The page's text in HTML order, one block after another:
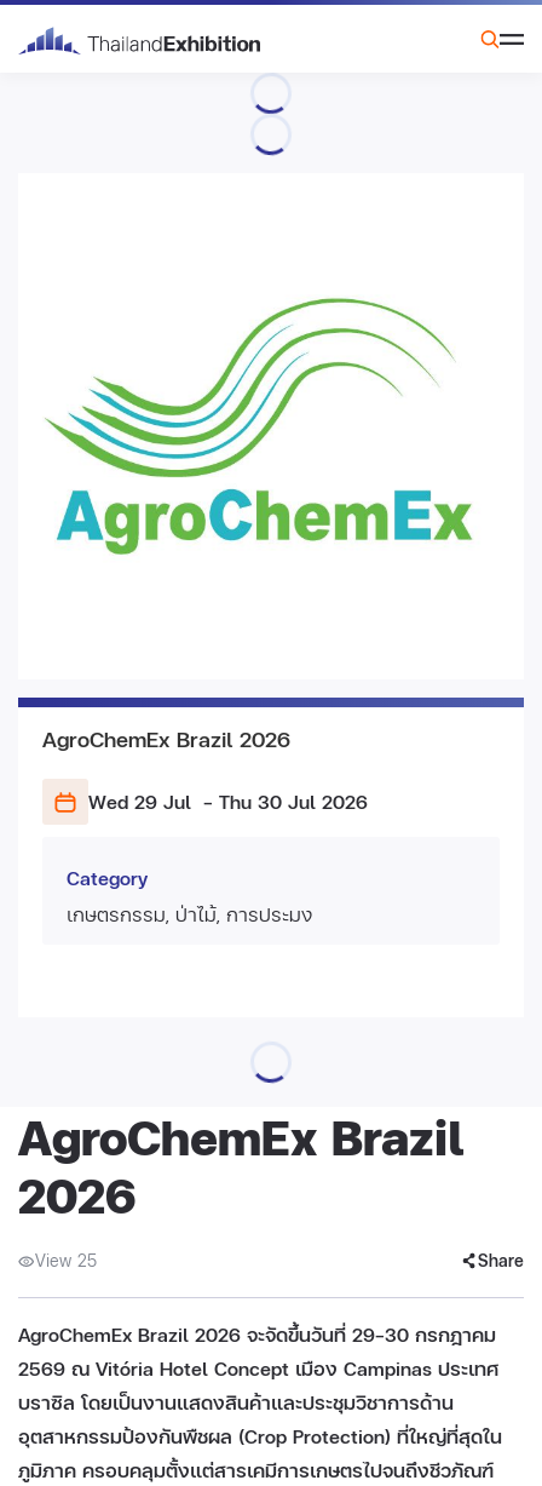
AgroChemEx Brazil 2026
Wed 29 Jul - Thu 30 Jul 2026
Category
เกษตรกรรม, ป่าไม้, การประมง
AgroChemEx Brazil
2026
View 25 Share
AgroChemEx Brazil 2026 จะจัดขึ้นวันที่ 29–30 กรกฎาคม
2569 ณ Vitória Hotel Concept เมือง Campinas ประเทศ
บราซิล โดยเป็นงานแสดงสินค้าและประชุมวิชาการด้าน
อุตสาหกรรมป้องกันพืชผล (Crop Protection) ที่ใหญ่ที่สุดใน
ภูมิภาค ครอบคลุมตั้งแต่สารเคมีการเกษตรไปจนถึงชีวภัณฑ์